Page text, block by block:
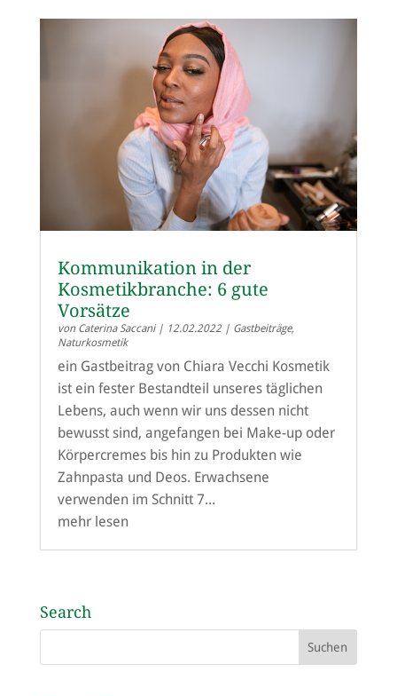
Kommunikation in der
Kosmetikbranche: 6 gute
Vorsätze
von Caterina Saccani| 12.02.2022| Gastbeiträge,
Naturkosmetik
ein Gastbeitrag von Chiara Vecchi Kosmetik
ist ein fester Bestandteil unseres täglichen
Lebens, auch wenn wir uns dessen nicht
bewusst sind, angefangen bei Make-up oder
Körpercremes bis hin zu Produkten wie
Zahnpasta und Deos. Erwachsene
verwenden im Schnitt 7...
mehr lesen
Search